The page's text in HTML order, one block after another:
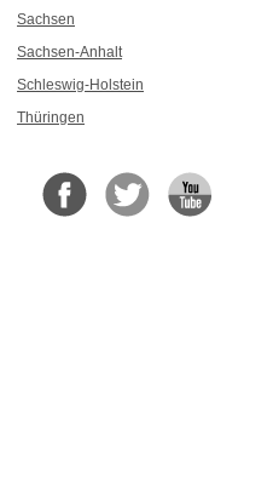
Sachsen
Sachsen-Anhalt
Schleswig-Holstein
Thüringen